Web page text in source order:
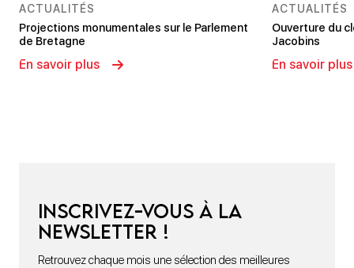
ACTUALITÉS
Projections monumentales sur le Parlement
de Bretagne
En savoir plus
ACTUALITÉS
Ouverture du
Jacobins
En savoir plus
Inscrivez-vous à la
newsletter !
Retrouvez chaque mois une sélection des meilleures